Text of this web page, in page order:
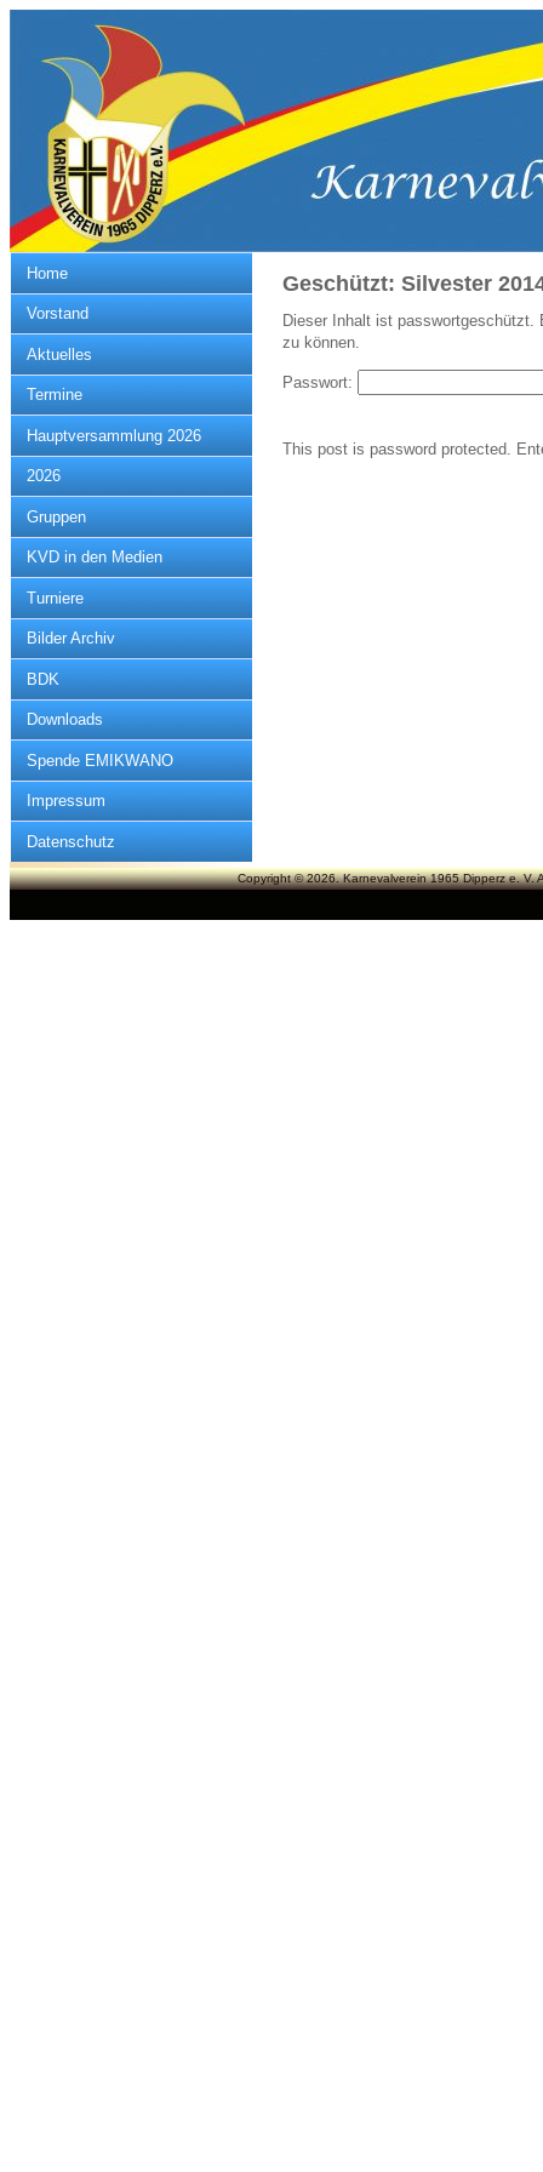
Home
Vorstand
Aktuelles
Termine
Hauptversammlung 2026
2026
Gruppen
KVD in den Medien
Turniere
Bilder Archiv
BDK
Downloads
Spende EMIKWANO
Impressum
Datenschutz
Geschützt: Silvester
Dieser Inhalt ist
zu können.
Passwort:
This post is password protected.
Copyright © 2026. Karnevalverein 1965 Dipperz e. V.